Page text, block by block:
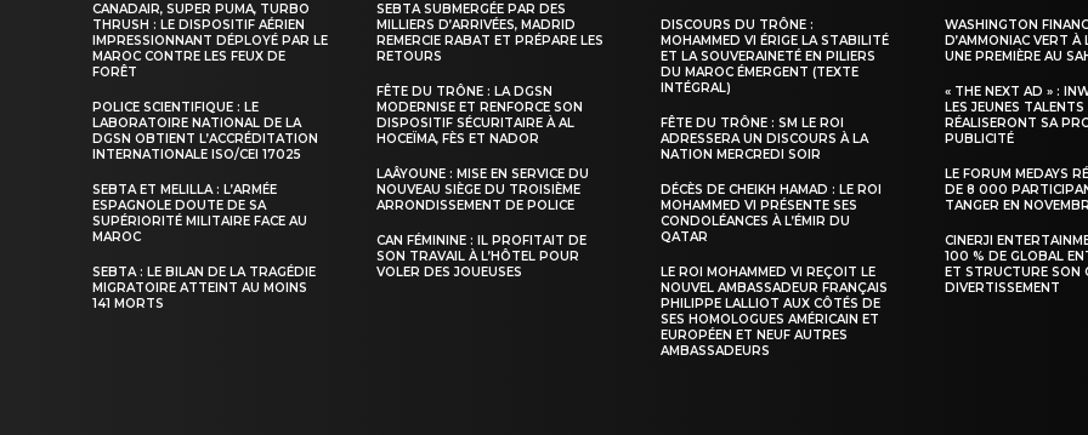
CANADAIR, SUPER PUMA, TURBO
THRUSH : LE DISPOSITIF AÉRIEN
IMPRESSIONNANT DÉPLOYÉ PAR LE
MAROC CONTRE LES FEUX DE
FORÊT
POLICE SCIENTIFIQUE : LE
LABORATOIRE NATIONAL DE LA
DGSN OBTIENT L’ACCRÉDITATION
INTERNATIONALE ISO/CEI 17025
SEBTA ET MELILLA : L’ARMÉE
ESPAGNOLE DOUTE DE SA
SUPÉRIORITÉ MILITAIRE FACE AU
MAROC
SEBTA : LE BILAN DE LA TRAGÉDIE
MIGRATOIRE ATTEINT AU MOINS
141 MORTS
SEBTA SUBMERGÉE PAR DES
MILLIERS D’ARRIVÉES, MADRID
REMERCIE RABAT ET PRÉPARE LES
RETOURS
FÊTE DU TRÔNE : LA DGSN
MODERNISE ET RENFORCE SON
DISPOSITIF SÉCURITAIRE À AL
HOCEÏMA, FÈS ET NADOR
LAÂYOUNE : MISE EN SERVICE DU
NOUVEAU SIÈGE DU TROISIÈME
ARRONDISSEMENT DE POLICE
CAN FÉMININE : IL PROFITAIT DE
SON TRAVAIL À L’HÔTEL POUR
VOLER DES JOUEUSES
DISCOURS DU TRÔNE :
MOHAMMED VI ÉRIGE LA STABILITÉ
ET LA SOUVERAINETÉ EN PILIERS
DU MAROC ÉMERGENT (TEXTE
INTÉGRAL)
FÊTE DU TRÔNE : SM LE ROI
ADRESSERA UN DISCOURS À LA
NATION MERCREDI SOIR
DÉCÈS DE CHEIKH HAMAD : LE ROI
MOHAMMED VI PRÉSENTE SES
CONDOLÉANCES À L’ÉMIR DU
QATAR
LE ROI MOHAMMED VI REÇOIT LE
NOUVEL AMBASSADEUR FRANÇAIS
PHILIPPE LALLIOT AUX CÔTÉS DE
SES HOMOLOGUES AMÉRICAIN ET
EUROPÉEN ET NEUF AUTRES
AMBASSADEURS
WASHINGTON
D’AMMONIAC VERT À
UNE PREMIÈRE AU
« THE NEXT AD » :
LES JEUNES TALENTS
RÉALISERONT SA
PUBLICITÉ
LE FORUM MEDAYS
DE 8 000
TANGER EN
CINERJI
100 % DE GLOBAL
ET STRUCTURE SON
DIVERTISSEMENT